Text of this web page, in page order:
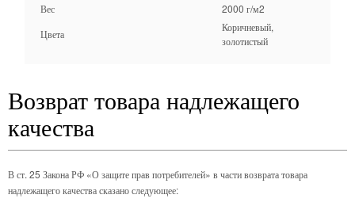
Вес
2000 г/м2
Цвета
Коричневый,
золотистый
Возврат товара надлежащего
качества
В ст. 25 Закона РФ «О защите прав потребителей» в части возврата товара
надлежащего качества сказано следующее: